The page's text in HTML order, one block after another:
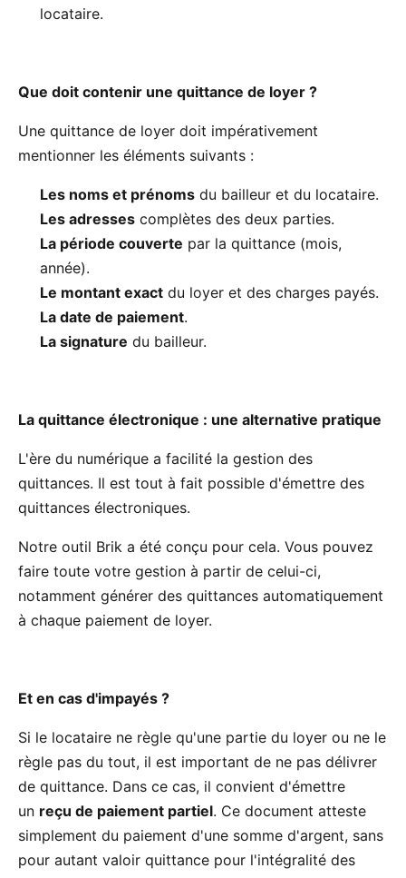
locataire.
Que doit contenir une quittance de loyer ?
Une quittance de loyer doit impérativement
mentionner les éléments suivants :
Les noms et prénoms du bailleur et du locataire.
Les adresses complètes des deux parties.
La période couverte par la quittance (mois,
année).
Le montant exact du loyer et des charges payés.
La date de paiement.
La signature du bailleur.
La quittance électronique : une alternative pratique
L'ère du numérique a facilité la gestion des
quittances. Il est tout à fait possible d'émettre des
quittances électroniques.
Notre outil Brik a été conçu pour cela. Vous pouvez
faire toute votre gestion à partir de celui-ci,
notamment générer des quittances automatiquement
à chaque paiement de loyer.
Et en cas d'impayés ?
Si le locataire ne règle qu'une partie du loyer ou ne le
règle pas du tout, il est important de ne pas délivrer
de quittance. Dans ce cas, il convient d'émettre
un reçu de paiement partiel. Ce document atteste
simplement du paiement d'une somme d'argent, sans
pour autant valoir quittance pour l'intégralité des